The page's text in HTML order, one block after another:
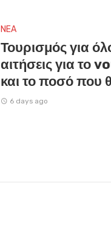
NEA
Τουρισμός για
αιτήσεις για το
και το ποσό που
6 days ago